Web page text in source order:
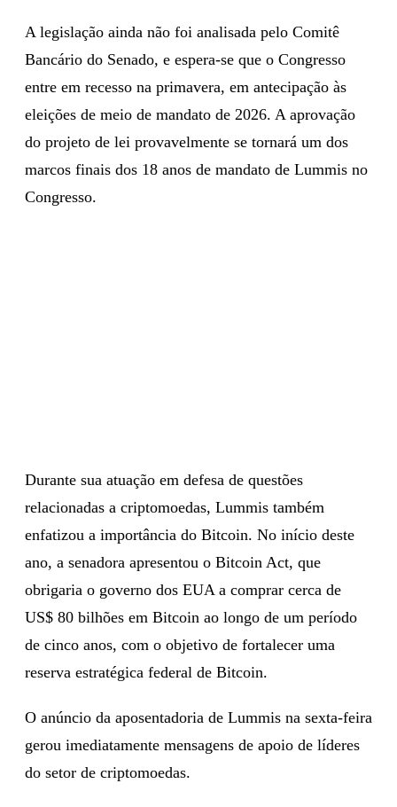
A legislação ainda não foi analisada pelo Comitê
Bancário do Senado, e espera-se que o Congresso
entre em recesso na primavera, em antecipação às
eleições de meio de mandato de 2026. A aprovação
do projeto de lei provavelmente se tornará um dos
marcos finais dos 18 anos de mandato de Lummis no
Congresso.
Durante sua atuação em defesa de questões
relacionadas a criptomoedas, Lummis também
enfatizou a importância do Bitcoin. No início deste
ano, a senadora apresentou o Bitcoin Act, que
obrigaria o governo dos EUA a comprar cerca de
US$ 80 bilhões em Bitcoin ao longo de um período
de cinco anos, com o objetivo de fortalecer uma
reserva estratégica federal de Bitcoin.
O anúncio da aposentadoria de Lummis na sexta-feira
gerou imediatamente mensagens de apoio de líderes
do setor de criptomoedas.